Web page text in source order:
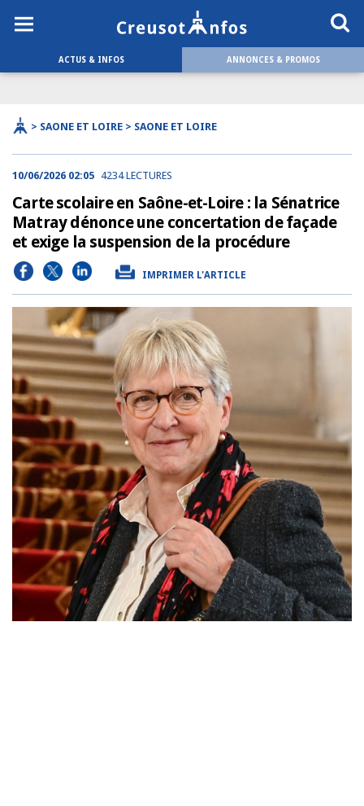
ACTUS & INFOS ANNONCES & PROMOS
> SAONE ET LOIRE > SAONE ET LOIRE
10/06/2026 02:05 4234 LECTURES
Carte scolaire en Saône-et-Loire : la Sénatrice
Matray dénonce une concertation de façade
et exige la suspension de la procédure
IMPRIMER L'ARTICLE